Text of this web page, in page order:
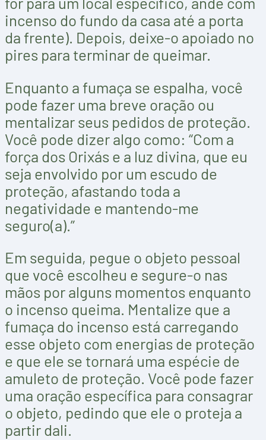
incenso do fundo da casa até a porta
da frente). Depois, deixe-o apoiado no
pires para terminar de queimar.
Enquanto a fumaça se espalha, você
pode fazer uma breve oração ou
mentalizar seus pedidos de proteção.
Você pode dizer algo como: “Com a
força dos Orixás e a luz divina, que eu
seja envolvido por um escudo de
proteção, afastando toda a
negatividade e mantendo-me
seguro(a).”
Em seguida, pegue o objeto pessoal
que você escolheu e segure-o nas
mãos por alguns momentos enquanto
o incenso queima. Mentalize que a
fumaça do incenso está carregando
esse objeto com energias de proteção
e que ele se tornará uma espécie de
amuleto de proteção. Você pode fazer
uma oração específica para consagrar
o objeto, pedindo que ele o proteja a
partir dali.